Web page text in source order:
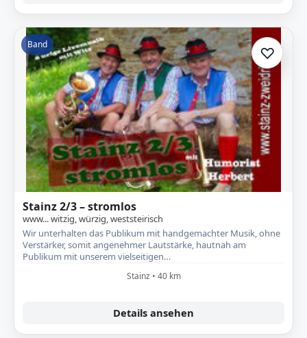
Band ♡Zur
Stainz 2/3 – stromlos
www... witzig, würzig, weststeirisch
Wir unterhalten das Publikum mit handgemachter Musik, ohne
Verstärker, somit angenehmer Lautstärke, hautnah am
Publikum mit unserem vielseitigen…
Stainz • 40 km
Details ansehen